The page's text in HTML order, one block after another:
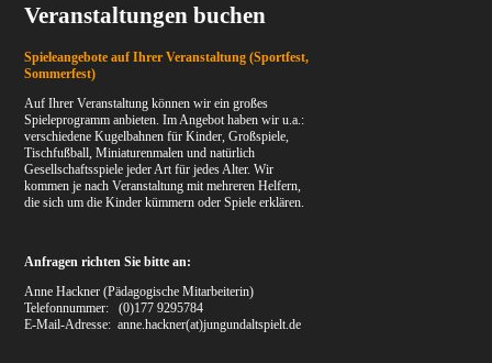
Veranstaltungen buchen
Spieleangebote auf Ihrer Veranstaltung (Sportfest,
Sommerfest)
Auf Ihrer Veranstaltung können wir ein großes
Spieleprogramm anbieten. Im Angebot haben wir u.a.:
verschiedene Kugelbahnen für Kinder, Großspiele,
Tischfußball, Miniaturenmalen und natürlich
Gesellschaftsspiele jeder Art für jedes Alter. Wir
kommen je nach Veranstaltung mit mehreren Helfern,
die sich um die Kinder kümmern oder Spiele erklären.
Anfragen richten Sie bitte an:
Anne Hackner (Pädagogische Mitarbeiterin)
Telefonnummer: (0)177 9295784
E-Mail-Adresse: anne.hackner(at)jungundaltspielt.de